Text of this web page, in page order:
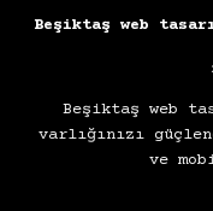
Beşiktaş web
Beşiktaş web
varlığınızı
ve